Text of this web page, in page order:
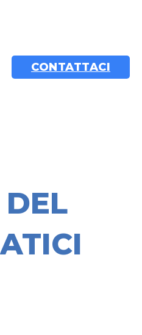
CONTATTACI